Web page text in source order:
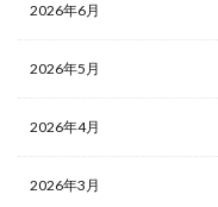
2026年6月
2026年5月
2026年4月
2026年3月